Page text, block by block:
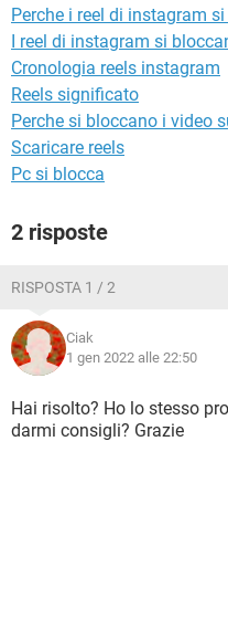
Perche i reel di instagram
I reel di instagram si
Cronologia reels instagram
Reels significato
Perche si bloccano i video
Scaricare reels
Pc si blocca
2 risposte
RISPOSTA 1 / 2
Ciak
1 gen 2022 alle 22:50
Hai risolto? Ho lo stesso
darmi consigli? Grazie